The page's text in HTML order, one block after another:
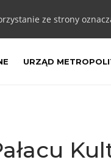
ze strony
URZĄD